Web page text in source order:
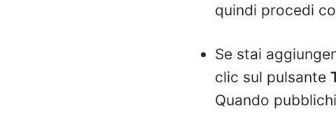
quindi procedi
Se stai
clic sul pulsante
Quando